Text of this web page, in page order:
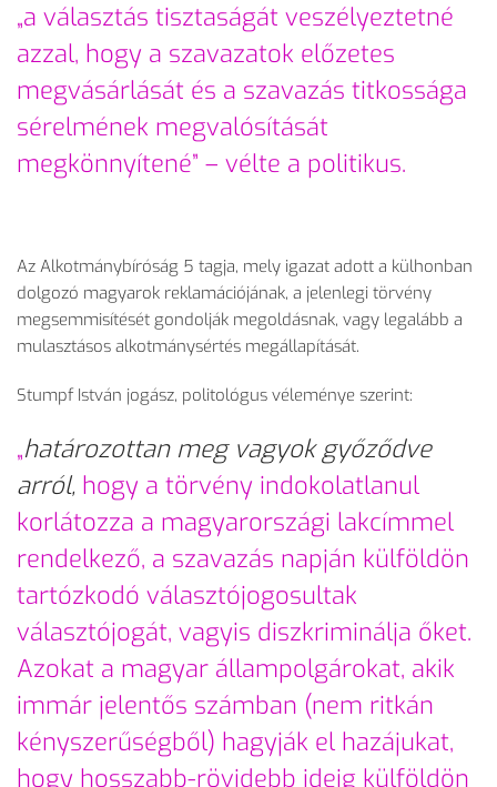
„a választás tisztaságát veszélyeztetné
azzal, hogy a szavazatok előzetes
megvásárlását és a szavazás titkossága
sérelmének megvalósítását
megkönnyítené” – vélte a politikus.
Az Alkotmánybíróság 5 tagja, mely igazat adott a külhonban
dolgozó magyarok reklamációjának, a jelenlegi törvény
megsemmisítését gondolják megoldásnak, vagy legalább a
mulasztásos alkotmánysértés megállapítását.
Stumpf István jogász, politológus véleménye szerint:
„határozottan meg vagyok győződve
arról, hogy a törvény indokolatlanul
korlátozza a magyarországi lakcímmel
rendelkező, a szavazás napján külföldön
tartózkodó választójogosultak
választójogát, vagyis diszkriminálja őket.
Azokat a magyar állampolgárokat, akik
immár jelentős számban (nem ritkán
kényszerűségből) hagyják el hazájukat,
hogy hosszabb-rövidebb ideig külföldön